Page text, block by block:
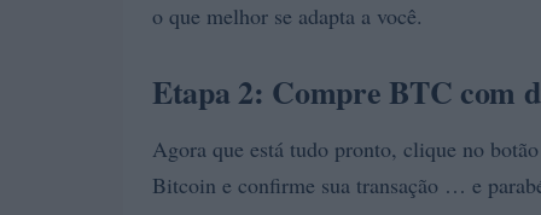
o que melhor se adapta a você.
Etapa 2: Compre BTC com
Agora que está tudo pronto, clique no
Bitcoin e confirme sua transação … e